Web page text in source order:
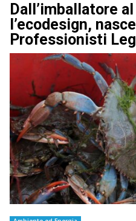
Dall’imballatore
l’ecodesign,
Professionisti